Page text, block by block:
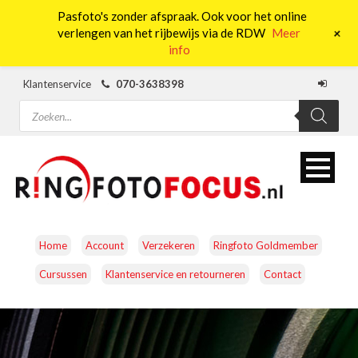
Klantenservice
070-3638398
Producten
zoeken
Home Account Verzekeren Ringfoto Goldmember
Cursussen Klantenservice en retourneren Contact
CAMERA’S OBJECTIEVEN ACCESSOIRES
Pasfoto's zonder afspraak. Ook voor het online
verlengen van het rijbewijs via de RDW Meer
info
+